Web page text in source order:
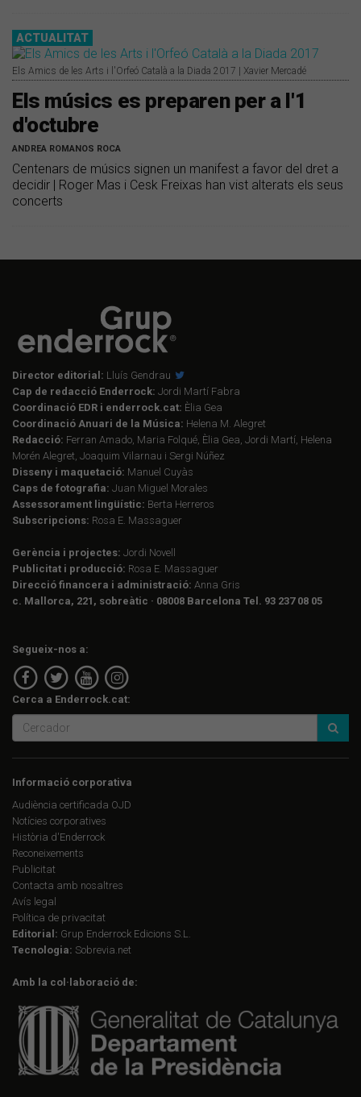
ACTUALITAT
Els Amics de les Arts i l'Orfeó Català a la Diada 2017 | Xavier Mercadé
Els músics es preparen per a l'1
d'octubre
ANDREA ROMANOS ROCA
Centenars de músics signen un manifest a favor del dret a
decidir | Roger Mas i Cesk Freixas han vist alterats els seus
concerts
Director editorial: Lluís Gendrau
Cap de redacció Enderrock: Jordi Martí Fabra
Coordinació EDR i enderrock.cat: Èlia Gea
Coordinació Anuari de la Música: Helena M. Alegret
Redacció: Ferran Amado, Maria Folqué, Èlia Gea, Jordi Martí, Helena
Morén Alegret, Joaquim Vilarnau i Sergi Núñez
Disseny i maquetació: Manuel Cuyàs
Caps de fotografia: Juan Miguel Morales
Assessorament lingüístic: Berta Herreros
Subscripcions: Rosa E. Massaguer
Gerència i projectes: Jordi Novell
Publicitat i producció: Rosa E. Massaguer
Direcció financera i administració: Anna Gris
c. Mallorca, 221, sobreàtic · 08008 Barcelona Tel. 93 237 08 05
Segueix-nos a:
Cerca a Enderrock.cat:
Informació corporativa
Audiència certificada OJD
Notícies corporatives
Història d'Enderrock
Reconeixements
Publicitat
Contacta amb nosaltres
Avís legal
Política de privacitat
Editorial: Grup Enderrock Edicions S.L.
Tecnologia: Sobrevia.net
Amb la col·laboració de: